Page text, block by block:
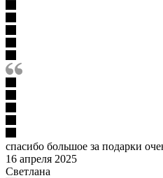
спасибо большое за подарки
16 апреля 2025
Светлана